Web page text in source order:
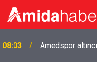
07:24 Diyarbakır’da